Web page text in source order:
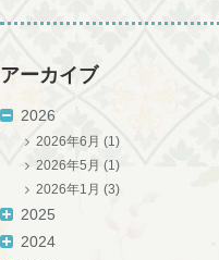
k
アーカイブ
2026
2026年6月 (1)
2026年5月 (1)
2026年1月 (3)
2025
2024